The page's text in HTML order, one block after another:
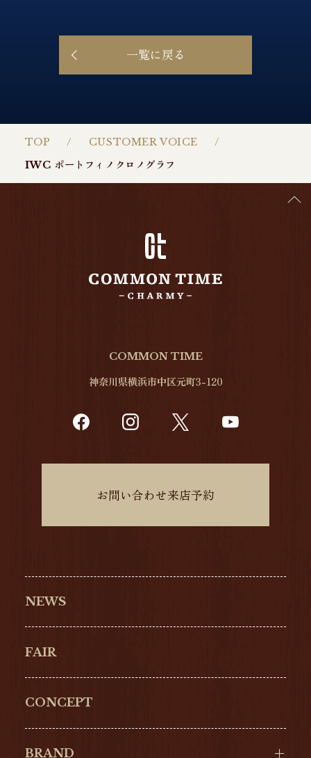
TOP
CUSTOMER VOICE
IWC ポートフィノクロノグラフ
一覧に戻る
NEWS
FAIR
CONCEPT
BRAND
COMMON TIME
神奈川県横浜市中区元町3-120
お問い合わせ来店予約